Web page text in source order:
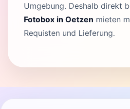
Umgebung. Deshalb direkt
Fotobox in Oetzen mieten
Requisten und Lieferung.